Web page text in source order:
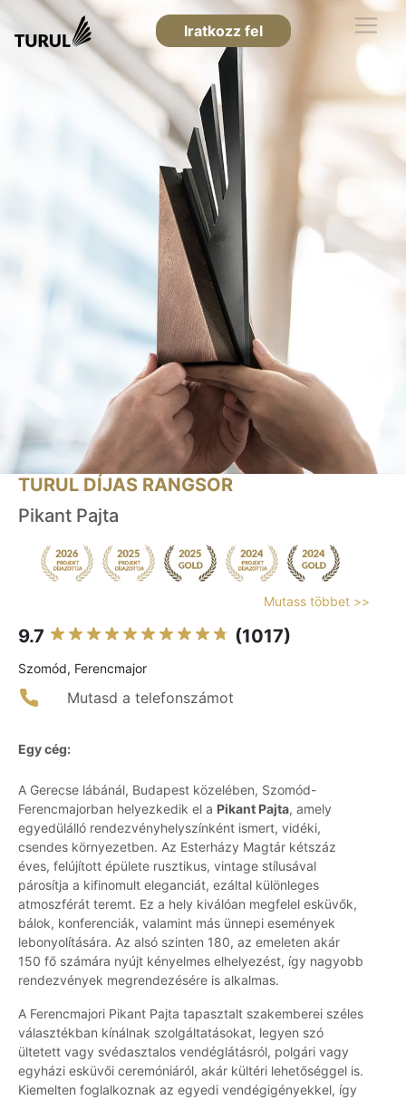
Iratkozz fel
TURUL DÍJAS RANGSOR
Pikant Pajta
Mutass többet >>
9.7 (1017)
Szomód, Ferencmajor
Mutasd a telefonszámot
Egy cég:
A Gerecse lábánál, Budapest közelében, Szomód-
Ferencmajorban helyezkedik el a Pikant Pajta, amely
egyedülálló rendezvényhelyszínként ismert, vidéki,
csendes környezetben. Az Esterházy Magtár kétszáz
éves, felújított épülete rusztikus, vintage stílusával
párosítja a kifinomult eleganciát, ezáltal különleges
atmoszférát teremt. Ez a hely kiválóan megfelel esküvők,
bálok, konferenciák, valamint más ünnepi események
lebonyolítására. Az alsó szinten 180, az emeleten akár
150 fő számára nyújt kényelmes elhelyezést, így nagyobb
rendezvények megrendezésére is alkalmas.
A Ferencmajori Pikant Pajta tapasztalt szakemberei széles
választékban kínálnak szolgáltatásokat, legyen szó
ültetett vagy svédasztalos vendéglátásról, polgári vagy
egyházi esküvői ceremóniáról, akár kültéri lehetőséggel is.
Kiemelten foglalkoznak az egyedi vendégigényekkel, így